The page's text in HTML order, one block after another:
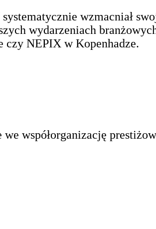
wzmacniał
wydarzeniach
czy NEPIX w Kopenhadze.
we współorganizację